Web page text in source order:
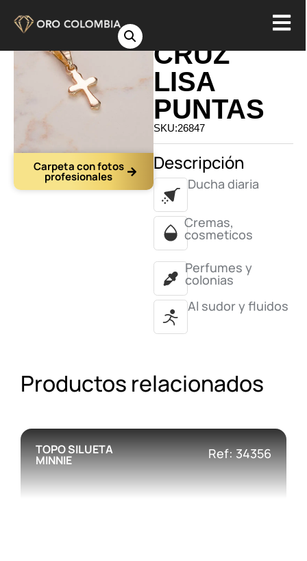
Carpeta con fotos
profesionales
CRUZ
LISA
PUNTAS
SKU:26847
Descripción
Ducha diaria
Cremas,
cosmeticos
Perfumes y
colonias
Al sudor y fluidos
Productos relacionados
TOPO SILUETA
MINNIE Ref: 34356